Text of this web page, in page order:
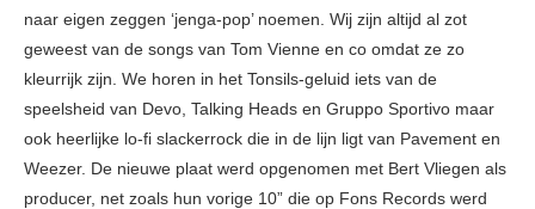
naar eigen zeggen ‘jenga-pop’ noemen. Wij zijn altijd al zot
geweest van de songs van Tom Vienne en co omdat ze zo
kleurrijk zijn. We horen in het Tonsils-geluid iets van de
speelsheid van Devo, Talking Heads en Gruppo Sportivo maar
ook heerlijke lo-fi slackerrock die in de lijn ligt van Pavement en
Weezer. De nieuwe plaat werd opgenomen met Bert Vliegen als
producer, net zoals hun vorige 10” die op Fons Records werd